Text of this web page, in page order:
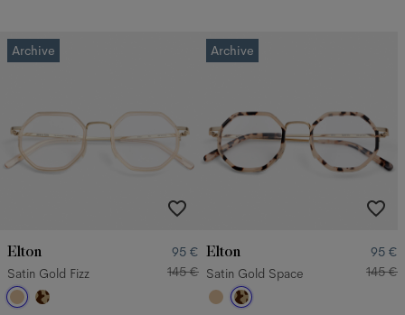
Archive
Elton
95 €
Satin Gold Fizz
145 €
Archive
Elton
95 €
Satin Gold Space
145 €